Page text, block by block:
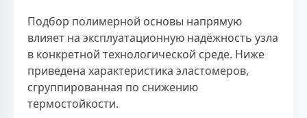
Подбор полимерной основы напрямую
влияет на эксплуатационную надёжность узла
в конкретной технологической среде. Ниже
приведена характеристика эластомеров,
сгруппированная по снижению
термостойкости.